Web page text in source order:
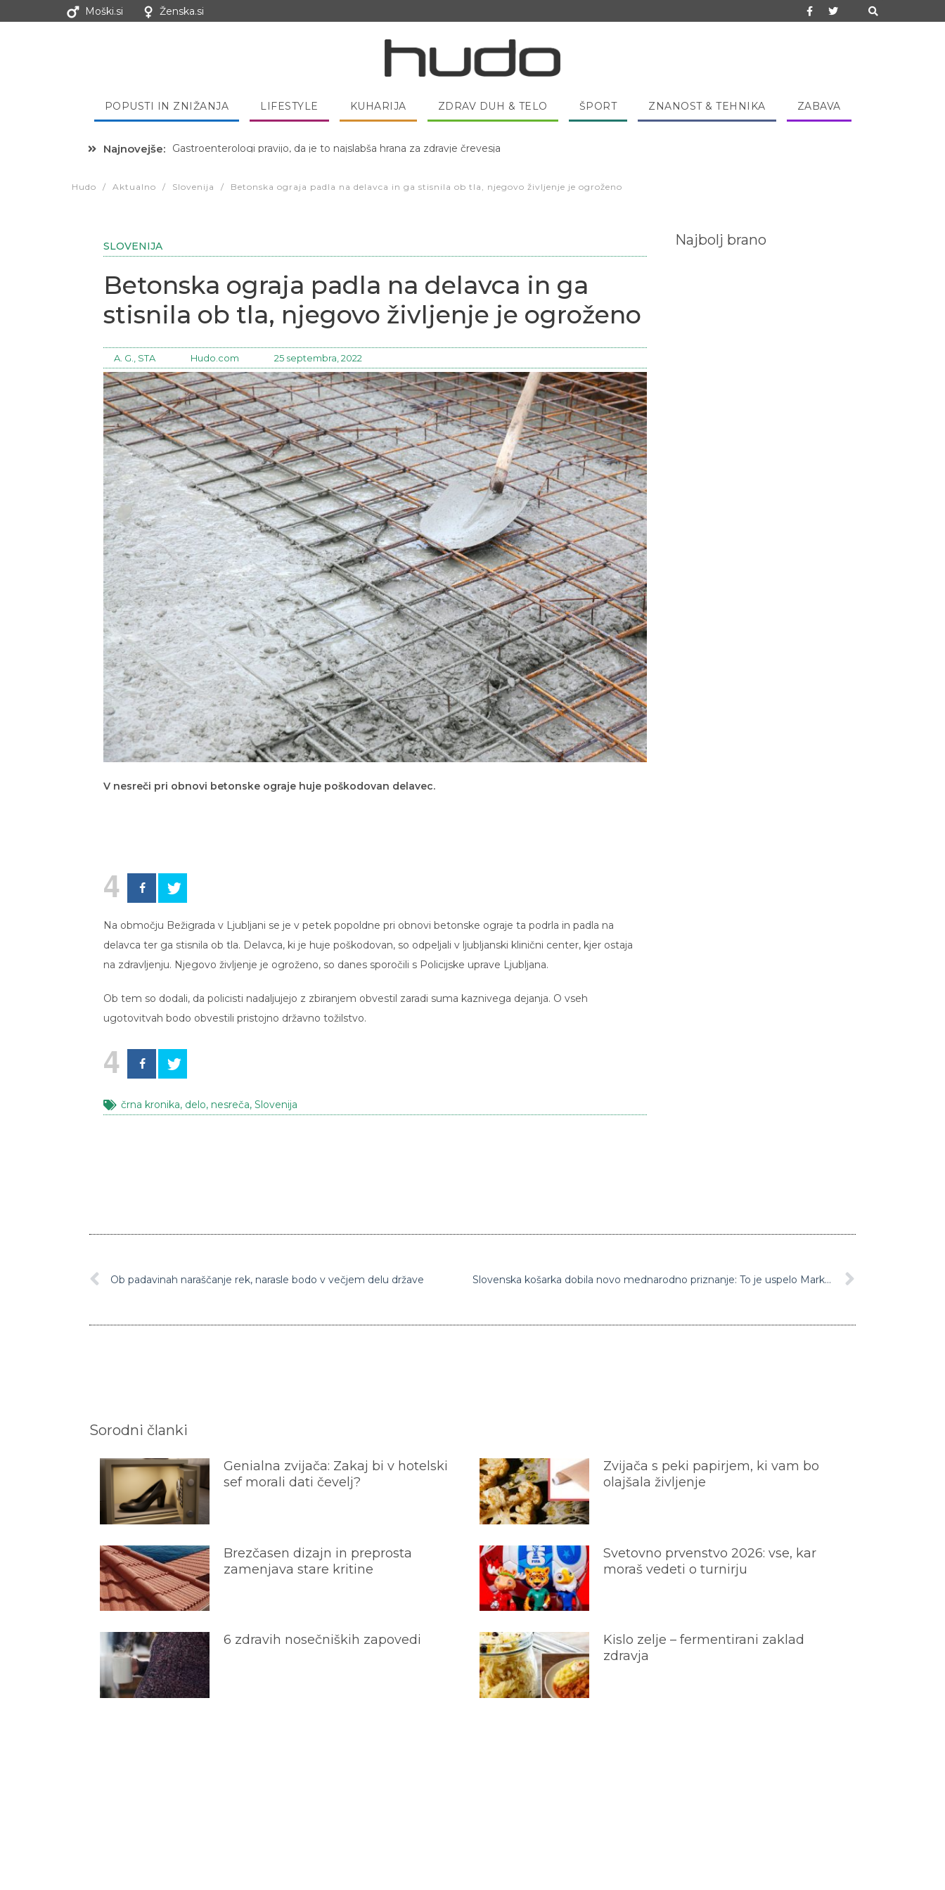
Moški.si Ženska.si
POPUSTI IN ZNIŽANJA LIFESTYLE KUHARIJA ZDRAV DUH & TELO ŠPORT ZNANOST & TEHNIKA ZABAVA
Najnovejše: Hibernacijska dieta: Zakaj je pred spanjem dobro pojesti žlico medu?
Hudo / Aktualno / Slovenija / Betonska ograja padla na delavca in ga stisnila ob tla, njegovo življenje je ogroženo
SLOVENIJA
Betonska ograja padla na delavca in ga
stisnila ob tla, njegovo življenje je ogroženo
A. G., STA Hudo.com 25 septembra, 2022
V nesreči pri obnovi betonske ograje huje poškodovan delavec.
4
Na območju Bežigrada v Ljubljani se je v petek popoldne pri obnovi betonske ograje ta podrla in padla na
delavca ter ga stisnila ob tla. Delavca, ki je huje poškodovan, so odpeljali v ljubljanski klinični center, kjer ostaja
na zdravljenju. Njegovo življenje je ogroženo, so danes sporočili s Policijske uprave Ljubljana.
Ob tem so dodali, da policisti nadaljujejo z zbiranjem obvestil zaradi suma kaznivega dejanja. O vseh
ugotovitvah bodo obvestili pristojno državno tožilstvo.
4
črna kronika, delo, nesreča, Slovenija
Najbolj brano
Ob padavinah naraščanje rek, narasle bodo v večjem delu države Slovenska košarka dobila novo mednarodno priznanje: To je uspelo Marku Miliću
Sorodni članki
Genialna zvijača: Zakaj bi v hotelski
sef morali dati čevelj?
Zvijača s peki papirjem, ki vam bo
olajšala življenje
Brezčasen dizajn in preprosta
zamenjava stare kritine
Svetovno prvenstvo 2026: vse, kar
moraš vedeti o turnirju
6 zdravih nosečniških zapovedi
Kislo zelje – fermentirani zaklad
zdravja